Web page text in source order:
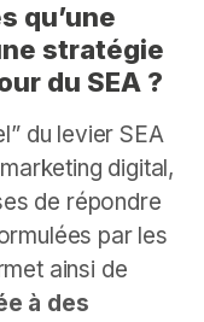
qu’une
stratégie
du SEA ?
du levier SEA
digital,
de répondre
par les
ainsi de
à des